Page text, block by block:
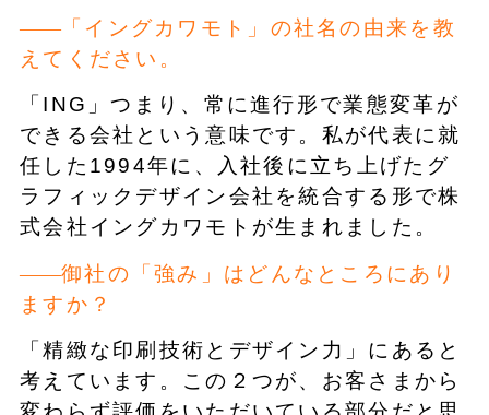
「イングカワモト」の社名の由来を教
えてください。
「ING」つまり、常に進行形で業態変革が
できる会社という意味です。私が代表に就
任した1994年に、入社後に立ち上げたグ
ラフィックデザイン会社を統合する形で株
式会社イングカワモトが生まれました。
御社の「強み」はどんなところにあり
ますか？
「精緻な印刷技術とデザイン力」にあると
考えています。この２つが、お客さまから